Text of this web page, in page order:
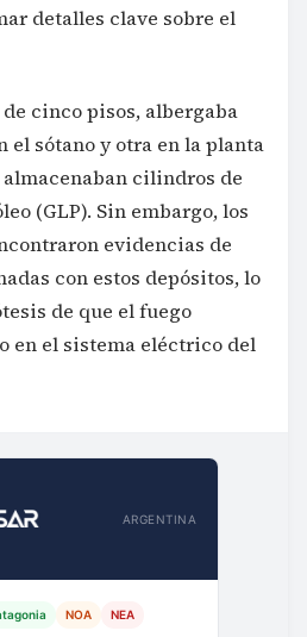
detalles clave sobre el
cinco pisos, albergaba
el sótano y otra en la planta
cilindros de
(GLP). Sin embargo, los
evidencias de
con estos depósitos, lo
de que el fuego
en el sistema eléctrico del
ARGENTINA
NOA NEA